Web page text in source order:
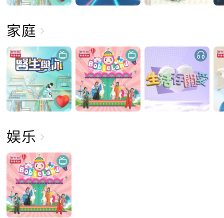
家庭
娱乐